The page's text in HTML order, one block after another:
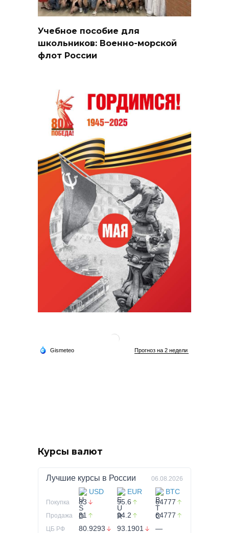
Учебное пособие для
школьников: Военно-морской
флот России
Курсы валют
Лучшие курсы в России 06.08.2026
USD EUR BTC
Покупка 83 95.6 64777
Продажа 81 94.2 64777
ЦБ РФ 80.9293 93.1901 —